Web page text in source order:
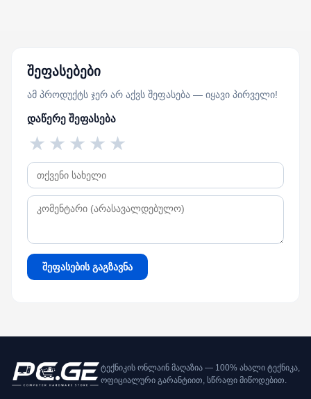
შეფასებები
ამ პროდუქტს ჯერ არ აქვს შეფასება — იყავი პირველი!
დაწერე შეფასება
★
★
★
★
★
შეფასების გაგზავნა
ტექნიკის ონლაინ მაღაზია — 100% ახალი ტექნიკა,
ოფიციალური გარანტიით, სწრაფი მიწოდებით.